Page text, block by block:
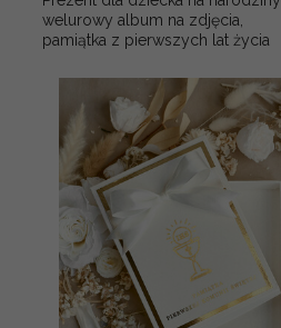
welurowy album na zdjęcia,
pamiątka z pierwszych lat życia